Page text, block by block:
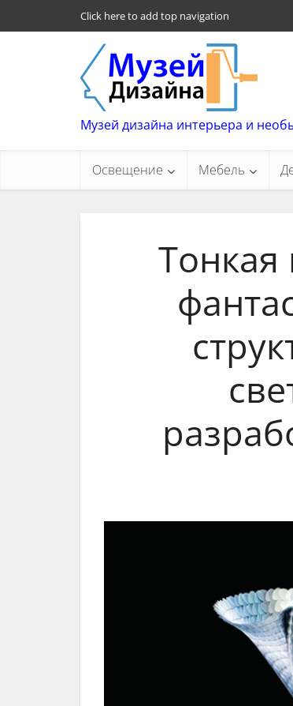
Click here to add top navigation
Музей дизайна интерьера и
Освещение Мебель